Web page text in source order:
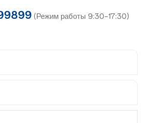
(Режим работы 9:30-17:30)